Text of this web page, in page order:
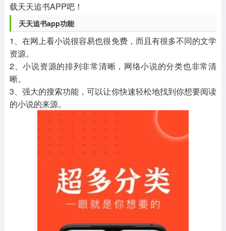
载天天追书APP吧！
天天追书app功能
1、在网上看小说很容易也很免费，而且有很多不同的文学
资源。
2、小说资源的排列非常清晰，网络小说的分类也非常清
晰。
3、强大的搜索功能，可以让你快速轻松地找到你想要阅读
的小说的来源。